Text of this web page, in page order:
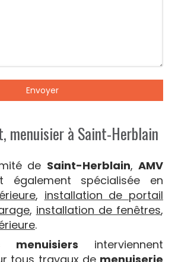
Envoyer
menuisier à Saint-Herblain
de Saint-Herblain,AMV
également spécialisée en
, installation de portail
, installation de fenêtres,
.
menuisiers interviennent